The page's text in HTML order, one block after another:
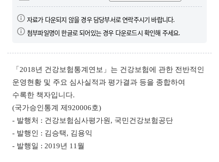
자료가 다운되지 않을 경우 담당부서로 연락주시기 바랍니다.
첨부파일명이 한글로 되어있는 경우 다운로드시 확인해 주세요.
「2018년 건강보험통계연보」는 건강보험에 관한 전반적인
운영현황 및 주요 심사실적과 평가결과 등을 종합하여
수록한 책자입니다.
(국가승인통계 제920006호)
- 발행처 : 건강보험심사평가원, 국민건강보험공단
- 발행인 : 김승택, 김용익
- 발행일 : 2019년 11월